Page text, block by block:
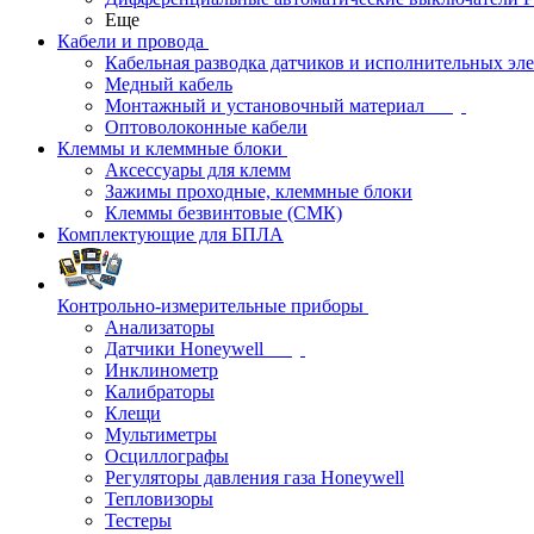
Еще
Кабели и провода
Кабельная разводка датчиков и исполнительных
Медный кабель
Монтажный и установочный материал
Оптоволоконные кабели
Клеммы и клеммные блоки
Аксессуары для клемм
Зажимы проходные, клеммные блоки
Клеммы безвинтовые (СМК)
Комплектующие для БПЛА
Контрольно-измерительные приборы
Анализаторы
Датчики Honeywell
Инклинометр
Калибраторы
Клещи
Мультиметры
Осциллографы
Регуляторы давления газа Honeywell
Тепловизоры
Тестеры